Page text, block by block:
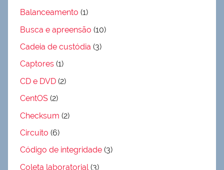
Balanceamento (1)
Busca e apreensão (10)
Cadeia de custódia (3)
Captores (1)
CD e DVD (2)
CentOS (2)
Checksum (2)
Circuito (6)
Código de integridade (3)
Coleta laboratorial (3)